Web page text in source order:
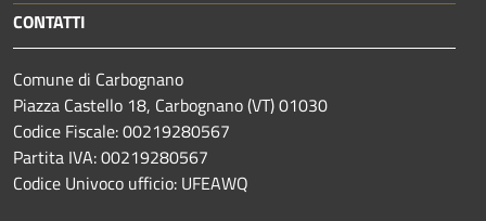
CONTATTI
Comune di Carbognano
Piazza Castello 18, Carbognano (VT) 01030
Codice Fiscale: 00219280567
Partita IVA: 00219280567
Codice Univoco ufficio: UFEAWQ